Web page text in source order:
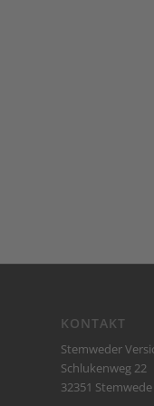
KONTAKT
Stemweder
Schlukenweg 22
32351 Stemwede